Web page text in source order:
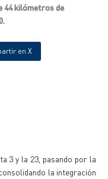
44 kilómetros de
en X
3 y la 23, pasando por la
la integración